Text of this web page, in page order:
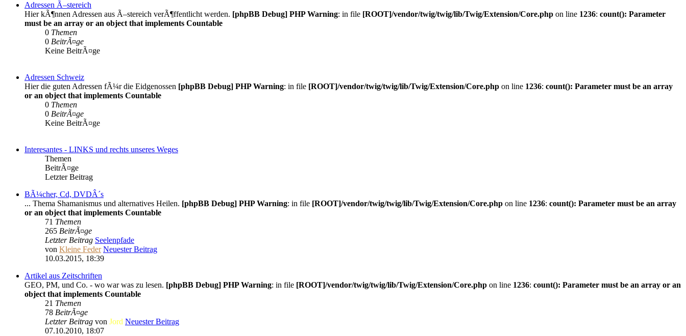
Adressen Ã–stereich
Hier kÃ¶nnen Adressen aus Ã–stereich verÃ¶ffentlicht werden. [phpBB Debug] PHP Warning: in file [ROOT]/vendor/twig/twig/lib/Twig/Extension/Core.php on line 1236: count(): Parameter
must be an array or an object that implements Countable
0 Themen
0 BeitrÃ¤ge
Keine BeitrÃ¤ge
Adressen Schweiz
Hier die guten Adressen fÃ¼r die Eidgenossen [phpBB Debug] PHP Warning: in file [ROOT]/vendor/twig/twig/lib/Twig/Extension/Core.php on line 1236: count(): Parameter must be an array
or an object that implements Countable
0 Themen
0 BeitrÃ¤ge
Keine BeitrÃ¤ge
Interesantes - LINKS und rechts unseres Weges
Themen
BeitrÃ¤ge
Letzter Beitrag
BÃ¼cher, Cd, DVDÂ´s
... Thema Shamanismus und alternatives Heilen. [phpBB Debug] PHP Warning: in file [ROOT]/vendor/twig/twig/lib/Twig/Extension/Core.php on line 1236: count(): Parameter must be an array
or an object that implements Countable
71 Themen
265 BeitrÃ¤ge
Letzter Beitrag Seelenpfade
von Kleine Feder Neuester Beitrag
10.03.2015, 18:39
Artikel aus Zeitschriften
GEO, PM, und Co. - wo war was zu lesen. [phpBB Debug] PHP Warning: in file [ROOT]/vendor/twig/twig/lib/Twig/Extension/Core.php on line 1236: count(): Parameter must be an array or an
object that implements Countable
21 Themen
78 BeitrÃ¤ge
Letzter Beitrag von Jord Neuester Beitrag
07.10.2010, 18:07